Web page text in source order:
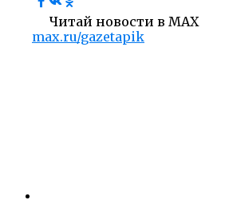
Читай новости в MAX
max.ru/gazetapik